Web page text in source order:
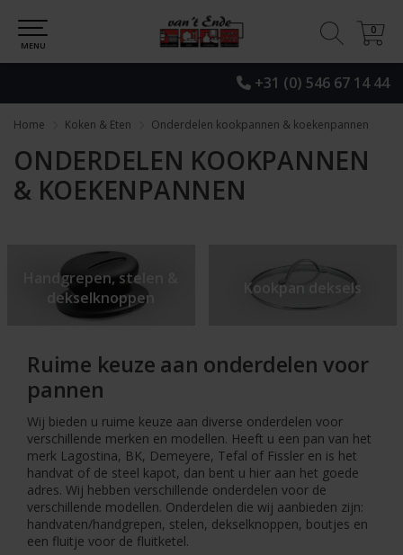
+31 (0) 546 67 14 44
0
0
MENU
Home Koken & Eten Onderdelen kookpannen & koekenpannen
ONDERDELEN KOOKPANNEN
& KOEKENPANNEN
Handgrepen, stelen &
dekselknoppen
Kookpan deksels
Ruime keuze aan onderdelen voor
pannen
Wij bieden u ruime keuze aan diverse onderdelen voor
verschillende merken en modellen. Heeft u een pan van het
merk Lagostina, BK, Demeyere, Tefal of Fissler en is het
handvat of de steel kapot, dan bent u hier aan het goede
adres. Wij hebben verschillende onderdelen voor de
verschillende modellen. Onderdelen die wij aanbieden zijn:
handvaten/handgrepen, stelen, dekselknoppen, boutjes en
een fluitje voor de fluitketel.